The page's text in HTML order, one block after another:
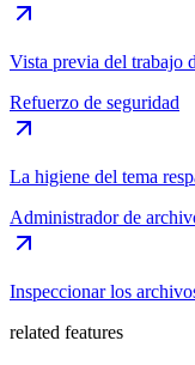
Vista previa del trabajo
Refuerzo de seguridad
La higiene del tema
Administrador de
Inspeccionar los
related features